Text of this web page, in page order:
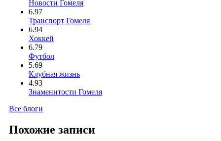
Новости Гомеля
6.97
Транспорт Гомеля
6.94
Хоккей
6.79
Футбол
5.69
Клубная жизнь
4.93
Знаменитости Гомеля
Все блоги
Похожие записи